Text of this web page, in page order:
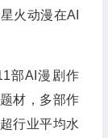
火动漫在AI
部AI漫剧作
材，多部作
行业平均水